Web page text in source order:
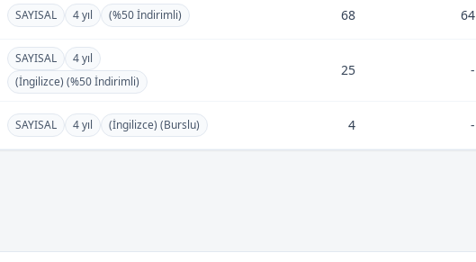
SAYISAL 4 yıl (%50 İndirimli) 68 64
SAYISAL
4 yıl
(İngilizce) (%50 İndirimli)
25 -
SAYISAL 4 yıl (İngilizce) (Burslu) 4 -